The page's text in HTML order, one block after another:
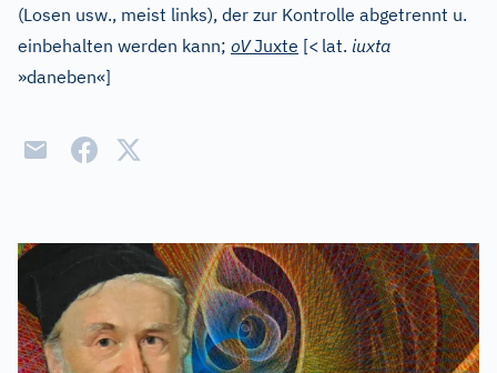
(Losen usw., meist links), der zur Kontrolle abgetrennt u.
einbehalten werden kann; oVJuxte [< lat. iuxta
»daneben«]